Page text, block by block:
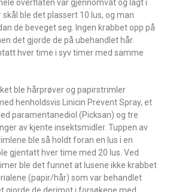
overflaten var gjennomvåt og lagt i
skål ble det plassert 10 lus, og man
de beveget seg. Ingen krabbet opp på
det gjorde de på ubehandlet hår.
hver time i syv timer med samme
ble hårprøver og papirstrimler
henholdsvis Linicin Prevent Spray, et
paramentanediol (Picksan) og tre
av kjente insektsmidler. Tuppen av
ble så holdt foran en lus i en
gjentatt hver time med 20 lus. Ved
ble det funnet at lusene ikke krabbet
(papir/hår) som var behandlet